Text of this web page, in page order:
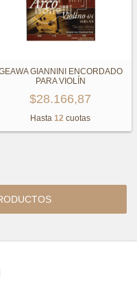
GIANNINI ENCORDADO
PARA VIOLÍN
$28.166,87
Hasta 12 cuotas